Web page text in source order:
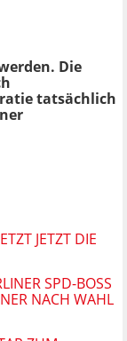
Die
tatsächlich
JETZT DIE
SPD-BOSS
NACH WAHL A